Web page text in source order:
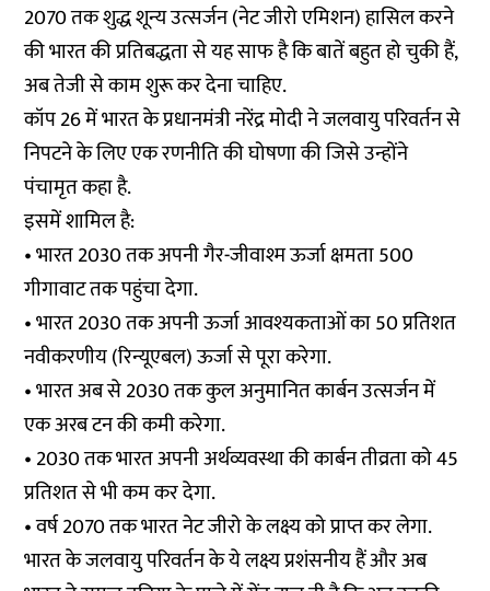
2070 तक शुद्ध शून्य उत्सर्जन (नेट जीरो एमिशन) हासिल करने
की भारत की प्रतिबद्धता से यह साफ है कि बातें बहुत हो चुकी हैं,
अब तेजी से काम शुरू कर देना चाहिए.
कॉप 26 में भारत के प्रधानमंत्री नरेंद्र मोदी ने जलवायु परिवर्तन से
निपटने के लिए एक रणनीति की घोषणा की जिसे उन्होंने
पंचामृत कहा है.
इसमें शामिल है:
• भारत 2030 तक अपनी गैर-जीवाश्म ऊर्जा क्षमता 500
गीगावाट तक पहुंचा देगा.
• भारत 2030 तक अपनी ऊर्जा आवश्यकताओं का 50 प्रतिशत
नवीकरणीय (रिन्यूएबल) ऊर्जा से पूरा करेगा.
• भारत अब से 2030 तक कुल अनुमानित कार्बन उत्सर्जन में
एक अरब टन की कमी करेगा.
• 2030 तक भारत अपनी अर्थव्यवस्था की कार्बन तीव्रता को 45
प्रतिशत से भी कम कर देगा.
• वर्ष 2070 तक भारत नेट जीरो के लक्ष्य को प्राप्त कर लेगा.
भारत के जलवायु परिवर्तन के ये लक्ष्य प्रशंसनीय हैं और अब